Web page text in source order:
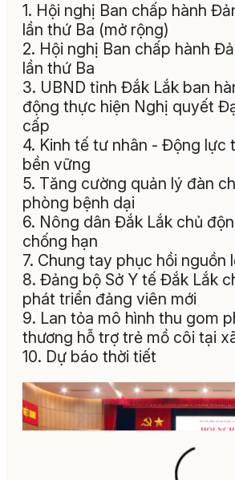
1. Hội nghị Ban chấp hành
lần thứ Ba (mở rộng)
2. Hội nghị Ban chấp hành
lần thứ Ba
3. UBND tỉnh Đắk Lắk ban
động thực hiện Nghị quyết
cấp
4. Kinh tế tư nhân - Động lực
bền vững
5. Tăng cường quản lý đàn
phòng bệnh dại
6. Nông dân Đắk Lắk chủ
chống hạn
7. Chung tay phục hồi nguồn
8. Đảng bộ Sở Y tế Đắk Lắk
phát triển đảng viên mới
9. Lan tỏa mô hình thu gom
thương hỗ trợ trẻ mồ côi tại
10. Dự báo thời tiết